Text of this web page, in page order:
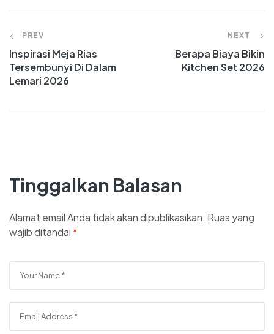
PREV
Inspirasi Meja Rias
Tersembunyi Di Dalam
Lemari 2026
NEXT
Berapa Biaya Bikin
Kitchen Set 2026
Tinggalkan Balasan
Alamat email Anda tidak akan dipublikasikan. Ruas yang
wajib ditandai*